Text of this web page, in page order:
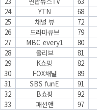
24
YTN 68
25
채널 뷰 72
26
드라마큐브 79
27
MBC every1 80
28
올리브 81
29
K쇼핑 82
30
FOX채널 89
31
SBS funE 91
32
B쇼핑 92
33
패션앤 97